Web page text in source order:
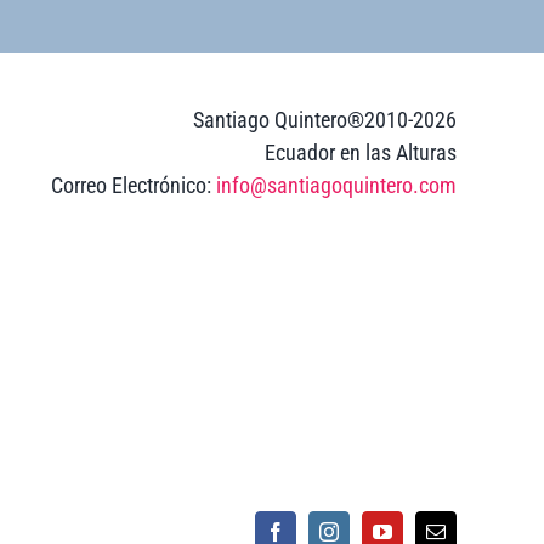
Santiago Quintero®2010-2026
Ecuador en las Alturas
Correo Electrónico: info@santiagoquintero.com
FacebookInstagramYouTubeEmail